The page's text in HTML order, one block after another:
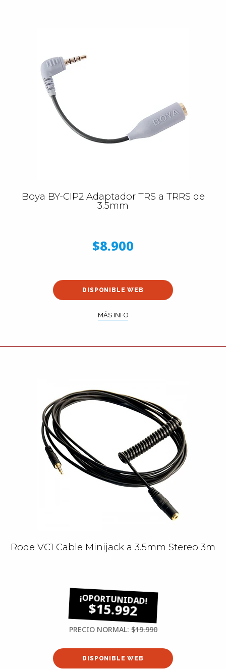
Boya BY-CIP2 Adaptador TRS a TRRS de
3.5mm
$8.900
DISPONIBLE WEB
MÁS INFO
Rode VC1 Cable Minijack a 3.5mm Stereo 3m
$15.992
PRECIO NORMAL:$19.990
DISPONIBLE WEB